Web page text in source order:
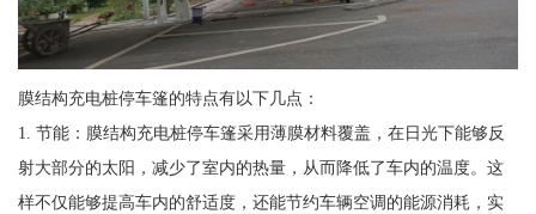
膜结构充电桩停车篷的特点有以下几点：
1. 节能：膜结构充电桩停车篷采用薄膜材料覆盖，在日光下能够反
射大部分的太阳，减少了室内的热量，从而降低了车内的温度。这
样不仅能够提高车内的舒适度，还能节约车辆空调的能源消耗，实